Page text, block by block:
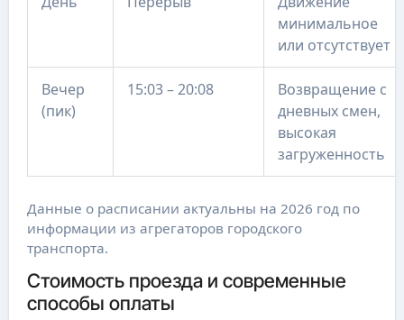
минимальное
или отсутствует
Вечер
(пик)
15:03 – 20:08
Возвращение с
дневных смен,
высокая
загруженность
Данные о расписании актуальны на 2026 год по
информации из агрегаторов городского
транспорта.
Стоимость проезда и современные
способы оплаты